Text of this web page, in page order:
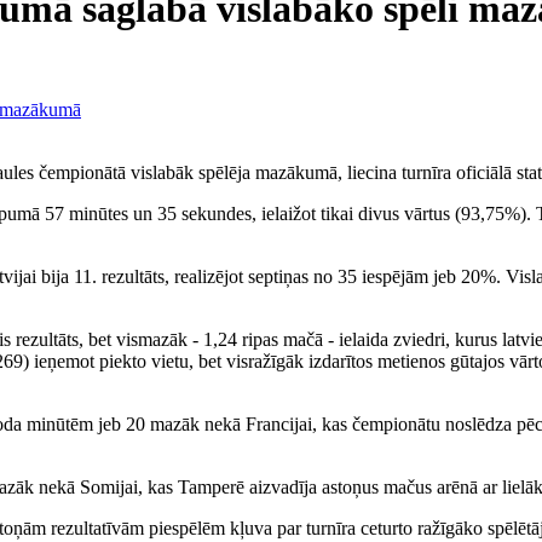
saglabā vislabāko spēli
čempionātā vislabāk spēlēja mazākumā, liecina turnīra oficiālā
57 minūtes un 35 sekundes, ielaižot tikai divus vārtus (93,75%).
bija 11. rezultāts, realizējot septiņas no 35 iespējām jeb 20%.
bet vismazāk - 1,24 ripas mačā - ielaida zviedri, kurus
ieņemot piekto vietu, bet visražīgāk izdarītos metienos gūtajos
minūtēm jeb 20 mazāk nekā Francijai, kas čempionātu noslēdza
nekā Somijai, kas Tamperē aizvadīja astoņus mačus arēnā ar
rezultatīvām piespēlēm kļuva par turnīra ceturto ražīgāko